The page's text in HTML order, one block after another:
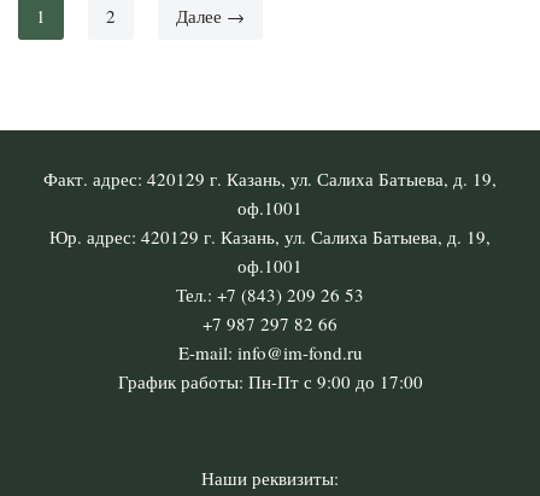
1 2 Далее →
Факт. адрес: 420129 г. Казань, ул. Салиха Батыева, д. 19,
оф.1001
Юр. адрес: 420129 г. Казань, ул. Салиха Батыева, д. 19,
оф.1001
Тел.: +7 (843) 209 26 53
+7 987 297 82 66
E-mail: info@im-fond.ru
График работы: Пн-Пт с 9:00 до 17:00
Наши реквизиты: